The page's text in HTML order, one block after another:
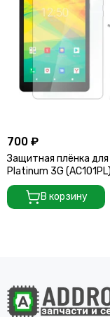
700 ₽
Защитная плёнка
Platinum 3G (AC101PL)
В корзину